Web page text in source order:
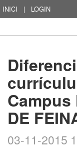
INICI | LOGIN
Campus
DE
03-11-2015